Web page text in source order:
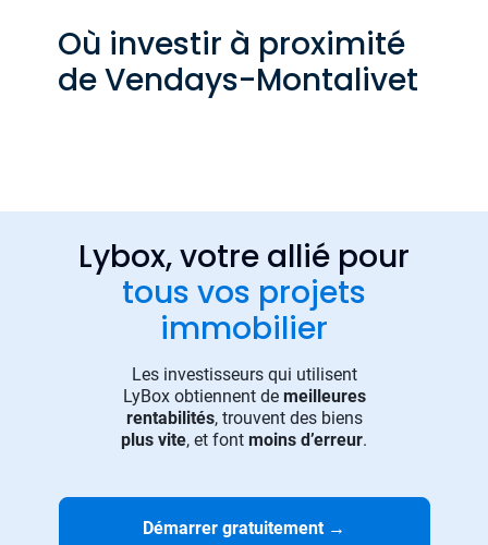
Où investir à proximité
de Vendays-Montalivet
Lybox, votre allié pour
tous vos projets
immobilier
Les investisseurs qui utilisent
LyBox obtiennent de meilleures
rentabilités, trouvent des biens
plus vite, et font moins d’erreur.
Démarrer gratuitement →